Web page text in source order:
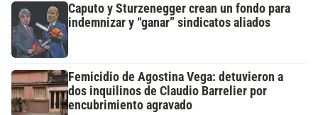
Caputo y Sturzenegger crean un fondo para
indemnizar y “ganar” sindicatos aliados
Femicidio de Agostina Vega: detuvieron a
dos inquilinos de Claudio Barrelier por
encubrimiento agravado